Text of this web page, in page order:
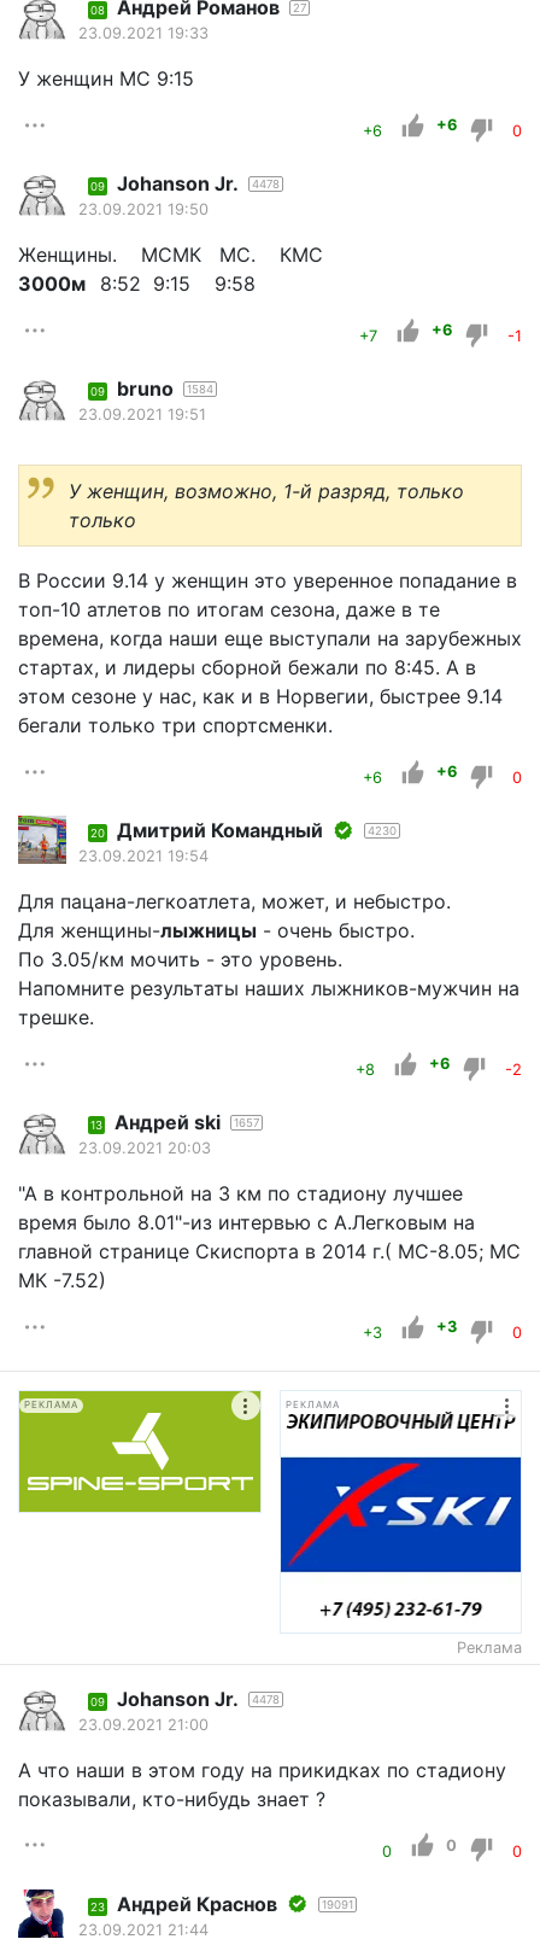
08 Андрей Романов 27
23.09.2021 19:33
У женщин МС 9:15
+6 +6 0
09 Johanson Jr. 4478
23.09.2021 19:50
Женщины. МСМК МС. КМС
3000м 8:52 9:15 9:58
+7 +6 -1
09 bruno 1584
23.09.2021 19:51
У женщин, возможно, 1-й разряд, только
только
В России 9.14 у женщин это уверенное попадание в
топ-10 атлетов по итогам сезона, даже в те
времена, когда наши еще выступали на зарубежных
стартах, и лидеры сборной бежали по 8:45. А в
этом сезоне у нас, как и в Норвегии, быстрее 9.14
бегали только три спортсменки.
+6 +6 0
20 Дмитрий Командный 4230
23.09.2021 19:54
Для пацана-легкоатлета, может, и небыстро.
Для женщины-лыжницы - очень быстро.
По 3.05/км мочить - это уровень.
Напомните результаты наших лыжников-мужчин на
трешке.
+8 +6 -2
13 Андрей ski 1657
23.09.2021 20:03
"А в контрольной на 3 км по стадиону лучшее
время было 8.01"-из интервью с А.Легковым на
главной странице Скиспорта в 2014 г.( МС-8.05; МС
МК -7.52)
+3 +3 0
РЕКЛАМА РЕКЛАМА
Реклама
09 Johanson Jr. 4478
23.09.2021 21:00
А что наши в этом году на прикидках по стадиону
показывали, кто-нибудь знает ?
0 0 0
23 Андрей Краснов 19091
23.09.2021 21:44